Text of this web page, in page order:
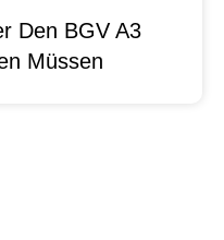
Den BGV A3
Müssen